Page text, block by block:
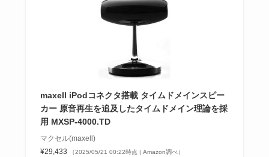
maxell iPodコネクタ搭載 タイムドメインスピー
カー 原音再生を追及したタイムドメイン理論を採
用 MXSP-4000.TD
マクセル(maxell)
¥29,433
（2025/05/21 00:22時点 | Amazon調べ）